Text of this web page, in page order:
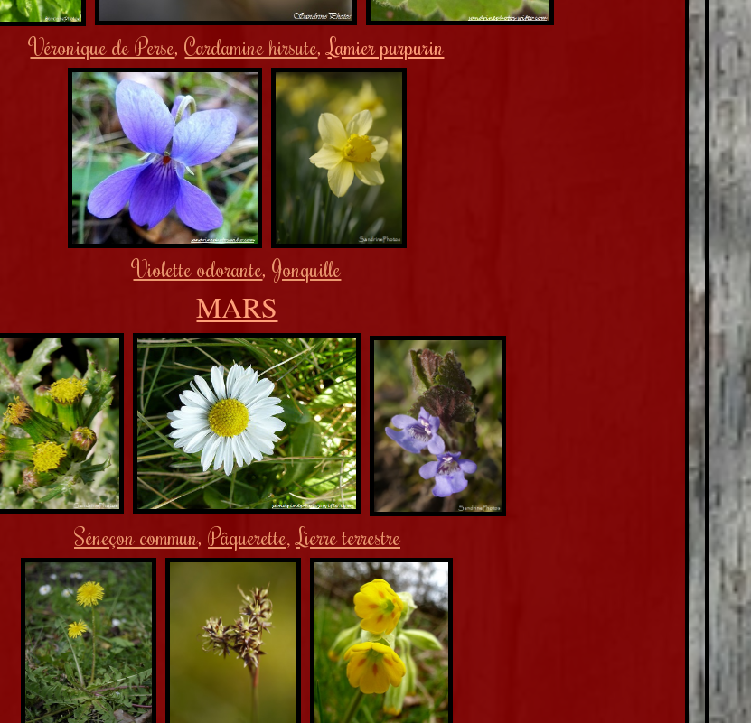
Véronique de Perse,Cardamine hirsute,Lamier purpurin
Violette odorante,Jonquille
MARS
Séneçon commun, Pâquerette,Lierre terrestre